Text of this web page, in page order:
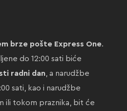
brze pošte Express One.
do 12:00 sati biće
radni dan, a narudžbe
sati, kao i narudžbe
ili tokom praznika, bit će